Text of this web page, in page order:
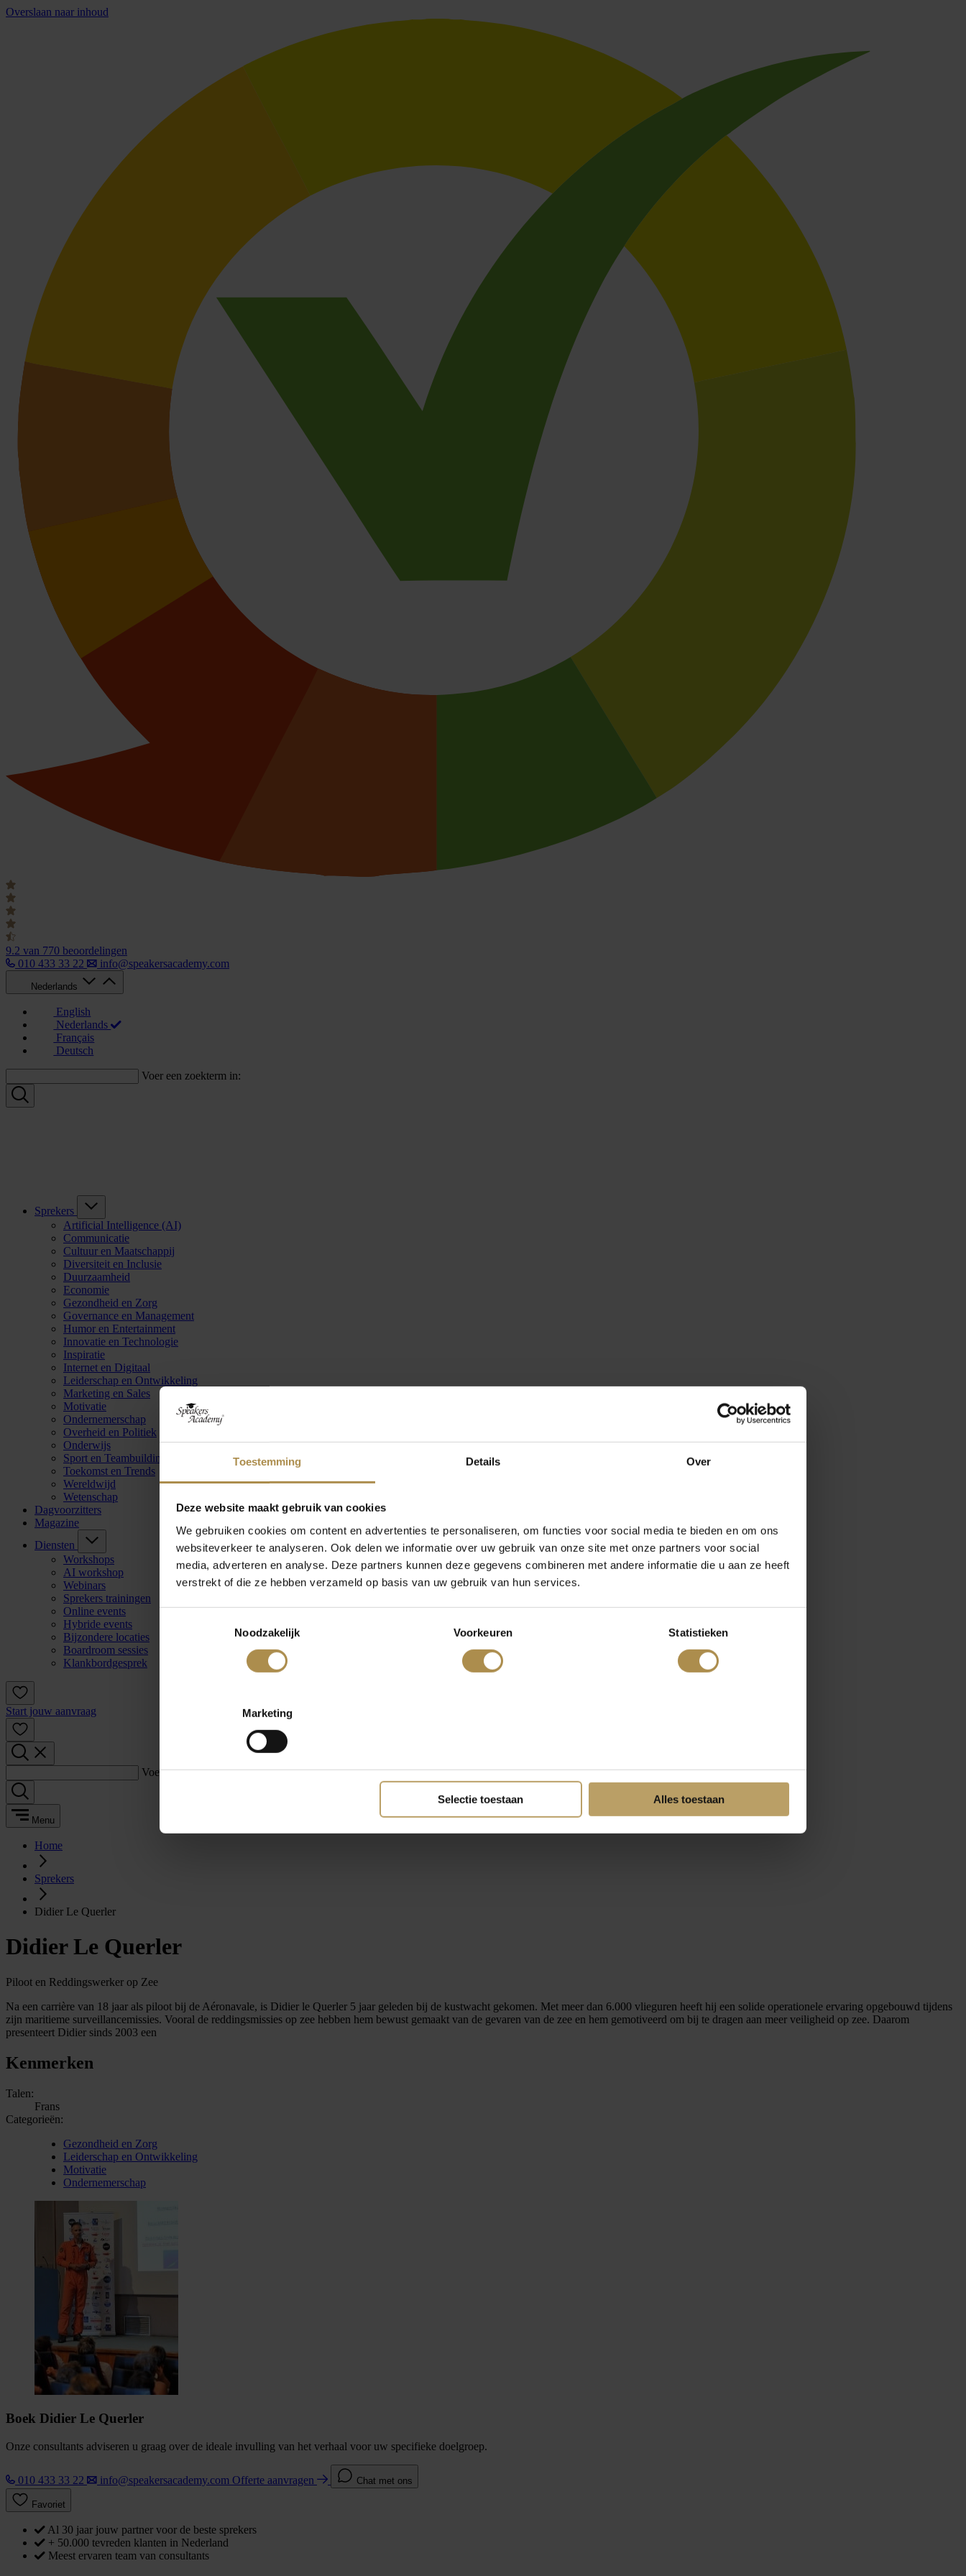
Toestemming Details Over
Deze website maakt gebruik van cookies
We gebruiken cookies om content en advertenties te personaliseren, om functies voor social media te bieden en om ons
websiteverkeer te analyseren. Ook delen we informatie over uw gebruik van onze site met onze partners voor social
media, adverteren en analyse. Deze partners kunnen deze gegevens combineren met andere informatie die u aan ze heeft
verstrekt of die ze hebben verzameld op basis van uw gebruik van hun services.
Noodzakelijk
Voorkeuren Statistieken
Marketing
Selectie toestaan Alles toestaan
Overslaan naar inhoud
9.2 van 770 beoordelingen
010 433 33 22
info@speakersacademy.com
Nederlands
English
Nederlands
Français
Deutsch
Voer een zoekterm in:
Sprekers
Artificial Intelligence (AI)
Communicatie
Cultuur en Maatschappij
Diversiteit en Inclusie
Duurzaamheid
Economie
Gezondheid en Zorg
Governance en Management
Humor en Entertainment
Innovatie en Technologie
Inspiratie
Internet en Digitaal
Leiderschap en Ontwikkeling
Marketing en Sales
Motivatie
Ondernemerschap
Overheid en Politiek
Onderwijs
Sport en Teambuilding
Toekomst en Trends
Wereldwijd
Wetenschap
Dagvoorzitters
Magazine
Diensten
Workshops
AI workshop
Webinars
Sprekers trainingen
Online events
Hybride events
Bijzondere locaties
Boardroom sessies
Klankbordgesprek
Start jouw aanvraag
Voer een zoekterm in:
Menu
Home
Sprekers
Didier Le Querler
Didier Le Querler
Piloot en Reddingswerker op Zee
Na een carrière van 18 jaar als piloot bij de Aéronavale, is Didier le Querler 5 jaar geleden bij de kustwacht gekomen. Met meer dan 6.000 vlieguren heeft hij een solide operationele ervaring opgebouwd tijdens
zijn maritieme surveillancemissies. Vooral de reddingsmissies op zee hebben hem bewust gemaakt van de gevaren van de zee en hem gemotiveerd om bij te dragen aan meer veiligheid op zee. Daarom
presenteert Didier sinds 2003 een
Kenmerken
Talen:
Frans
Categorieën:
Gezondheid en Zorg
Leiderschap en Ontwikkeling
Motivatie
Ondernemerschap
Boek Didier Le Querler
Onze consultants adviseren u graag over de ideale invulling van het verhaal voor uw specifieke doelgroep.
010 433 33 22 info@speakersacademy.com Offerte aanvragen Chat met ons
Favoriet
Al 30 jaar jouw partner voor de beste sprekers
+ 50.000 tevreden klanten in Nederland
Meest ervaren team van consultants